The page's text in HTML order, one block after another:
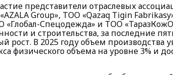
представители отраслевых
Group», ТОО «Qazaq Tigin
«Глобал-Спецодежда» и ТОО
и строительства, за последние
рост. В 2025 году объем производства
физического объема на уровне 3% и